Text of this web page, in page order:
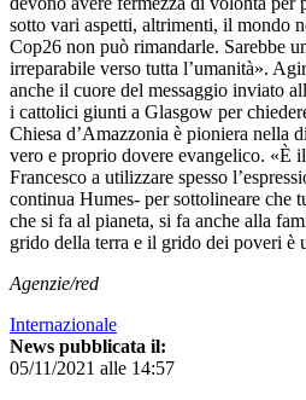
sotto vari aspetti, altrimenti, il mondo
Cop26 non può rimandarle. Sarebbe
irreparabile verso tutta l’umanità».
anche il cuore del messaggio inviato
i cattolici giunti a Glasgow per
Chiesa d’Amazzonia è pioniera nella
vero e proprio dovere evangelico. «È
Francesco a utilizzare spesso
continua Humes- per sottolineare che
che si fa al pianeta, si fa anche alla
grido della terra e il grido dei poveri è
Agenzie/red
Internazionale
News pubblicata il:
05/11/2021 alle 14:57